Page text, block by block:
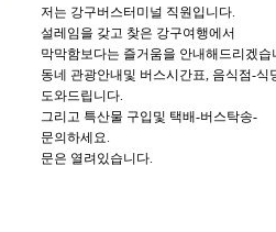
저는 강구버스터미널 직원입니다.
설레임을 갖고 찾은 강구여행에서
막막함보다는 즐거움을 안내해드리겠습
동네 관광안내및 버스시간표, 음식점-식
도와드립니다.
그리고 특산물 구입및 택배-버스탁송-
문의하세요.
문은 열려있습니다.